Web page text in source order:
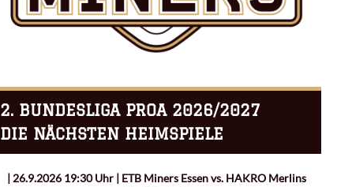
2. BUNDESLIGA PROA 2026/2027
DIE NÄCHSTEN HEIMSPIELE
| 26.9.2026 19:30 Uhr | ETB Miners Essen vs. HAKRO Merlins